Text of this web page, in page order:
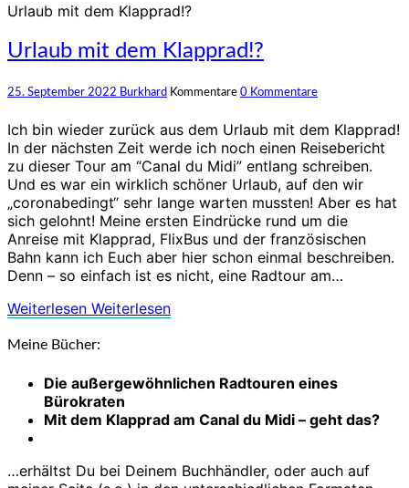
Urlaub mit dem Klapprad!?
Urlaub mit dem Klapprad!?
25. September 2022 Burkhard Kommentare 0 Kommentare
Ich bin wieder zurück aus dem Urlaub mit dem Klapprad!
In der nächsten Zeit werde ich noch einen Reisebericht
zu dieser Tour am “Canal du Midi” entlang schreiben.
Und es war ein wirklich schöner Urlaub, auf den wir
„coronabedingt“ sehr lange warten mussten! Aber es hat
sich gelohnt! Meine ersten Eindrücke rund um die
Anreise mit Klapprad, FlixBus und der französischen
Bahn kann ich Euch aber hier schon einmal beschreiben.
Denn – so einfach ist es nicht, eine Radtour am…
Weiterlesen Weiterlesen
Meine Bücher:
Die außergewöhnlichen Radtouren eines
Bürokraten
Mit dem Klapprad am Canal du Midi – geht das?
…erhältst Du bei Deinem Buchhändler, oder auch auf